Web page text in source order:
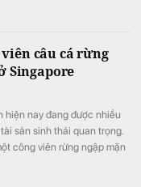
câu cá rừng
Singapore
hiện nay đang được nhiều
sản sinh thái quan trọng.
công viên rừng ngập mặn